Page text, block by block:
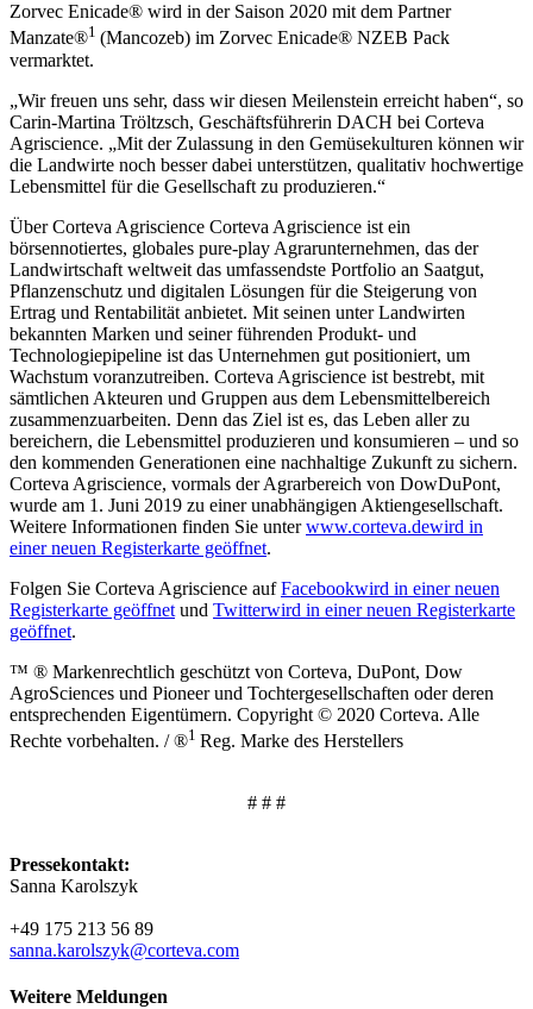
Zorvec Enicade® wird in der Saison 2020 mit dem Partner
Manzate®1 (Mancozeb) im Zorvec Enicade® NZEB Pack
vermarktet.
„Wir freuen uns sehr, dass wir diesen Meilenstein erreicht haben“, so
Carin-Martina Tröltzsch, Geschäftsführerin DACH bei Corteva
Agriscience. „Mit der Zulassung in den Gemüsekulturen können wir
die Landwirte noch besser dabei unterstützen, qualitativ hochwertige
Lebensmittel für die Gesellschaft zu produzieren.“
Über Corteva Agriscience Corteva Agriscience ist ein
börsennotiertes, globales pure-play Agrarunternehmen, das der
Landwirtschaft weltweit das umfassendste Portfolio an Saatgut,
Pflanzenschutz und digitalen Lösungen für die Steigerung von
Ertrag und Rentabilität anbietet. Mit seinen unter Landwirten
bekannten Marken und seiner führenden Produkt- und
Technologiepipeline ist das Unternehmen gut positioniert, um
Wachstum voranzutreiben. Corteva Agriscience ist bestrebt, mit
sämtlichen Akteuren und Gruppen aus dem Lebensmittelbereich
zusammenzuarbeiten. Denn das Ziel ist es, das Leben aller zu
bereichern, die Lebensmittel produzieren und konsumieren – und so
den kommenden Generationen eine nachhaltige Zukunft zu sichern.
Corteva Agriscience, vormals der Agrarbereich von DowDuPont,
wurde am 1. Juni 2019 zu einer unabhängigen Aktiengesellschaft.
Weitere Informationen finden Sie unterwww.corteva.dewird in
einer neuen Registerkarte geöffnet.
Folgen Sie Corteva Agriscience aufFacebookwird in einer neuen
Registerkarte geöffnet und Twitterwird in einer neuen Registerkarte
geöffnet.
™ ® Markenrechtlich geschützt von Corteva, DuPont, Dow
AgroSciences und Pioneer und Tochtergesellschaften oder deren
entsprechenden Eigentümern. Copyright © 2020 Corteva. Alle
Rechte vorbehalten. / ®1 Reg. Marke des Herstellers
# # #
Pressekontakt:
Sanna Karolszyk
+49 175 213 56 89
sanna.karolszyk@corteva.com
Weitere Meldungen